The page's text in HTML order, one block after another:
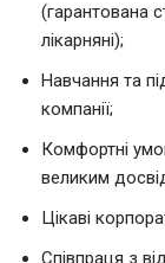
(гарантована
лікарняні);
Навчання та
компанії;
Комфортні
великим
Цікаві
Співпраця з